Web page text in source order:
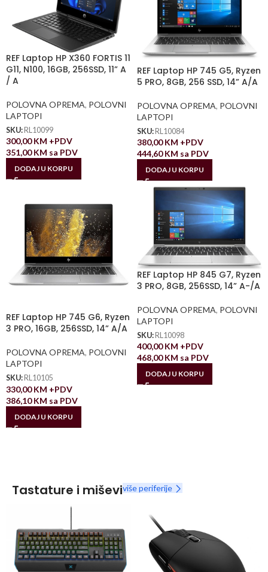
REF Laptop HP X360 FORTIS 11
G11, N100, 16GB, 256SSD, 11” A
/ A
POLOVNA OPREMA, POLOVNI
LAPTOPI
SKU: RL10099
300,00KM +PDV
351,00KM sa PDV
DODAJ U KORPU
REF Laptop HP 745 G5, Ryzen
5 PRO, 8GB, 256 SSD, 14” A/A
POLOVNA OPREMA, POLOVNI
LAPTOPI
SKU: RL10084
380,00KM +PDV
444,60KM sa PDV
DODAJ U KORPU
REF Laptop HP 745 G6, Ryzen
3 PRO, 16GB, 256SSD, 14” A/A
POLOVNA OPREMA, POLOVNI
LAPTOPI
SKU: RL10105
330,00KM +PDV
386,10KM sa PDV
DODAJ U KORPU
REF Laptop HP 845 G7, Ryzen
3 PRO, 8GB, 256SSD, 14” A-/A
POLOVNA OPREMA, POLOVNI
LAPTOPI
SKU: RL10098
400,00KM +PDV
468,00KM sa PDV
DODAJ U KORPU
Tastature i miševiviše periferije